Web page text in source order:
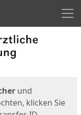
und
klicken Sie